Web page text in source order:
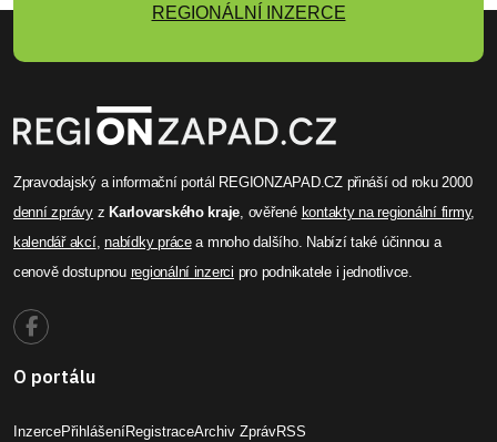
REGIONÁLNÍ INZERCE
Zpravodajský a informační portál REGIONZAPAD.CZ přináší od roku 2000
denní zprávyz Karlovarského kraje, ověřené kontakty na regionální firmy,
kalendář akcí,nabídky prácea mnoho dalšího. Nabízí také účinnou a
cenově dostupnou regionální inzerci pro podnikatele i jednotlivce.
O portálu
InzercePřihlášeníRegistraceArchiv ZprávRSS